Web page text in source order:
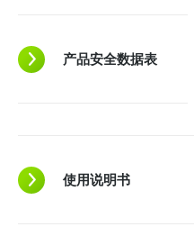
产品安全数据表
使用说明书